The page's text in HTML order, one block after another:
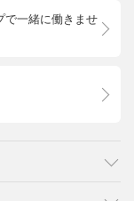
で一緒に働きませ